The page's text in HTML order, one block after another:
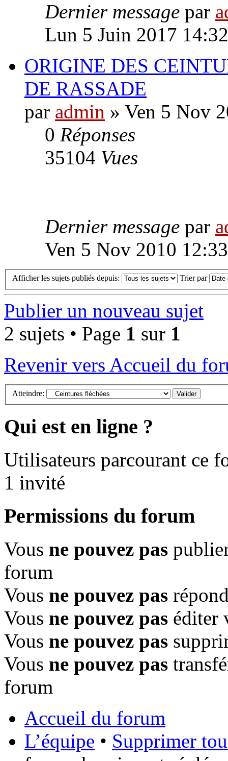
Dernier message par
Lun 5 Juin 2017 14:32
ORIGINE DES
DE RASSADE
par admin » Ven 5 Nov
0 Réponses
35104 Vues
Dernier message par
Ven 5 Nov 2010 12:33
Afficher les sujets publiés depuis: Trier par
Publier un nouveau sujet
2 sujets • Page 1 sur 1
Revenir vers Accueil du
Atteindre:
Qui est en ligne ?
Utilisateurs parcourant ce
1 invité
Permissions du forum
Vous ne pouvez pas
forum
Vous ne pouvez pas
Vous ne pouvez pas éditer
Vous ne pouvez pas
Vous ne pouvez pas
forum
Accueil du forum
L’équipe • Supprimer